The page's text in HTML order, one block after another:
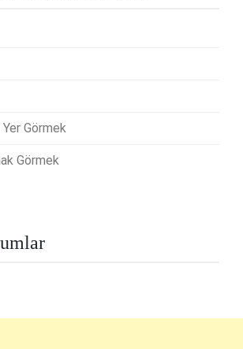
Görmek
Görmek